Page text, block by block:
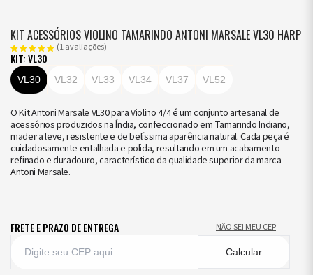
KIT ACESSÓRIOS VIOLINO TAMARINDO ANTONI MARSALE VL30 HARP
(1 avaliações)
KIT: VL30
VL30 VL32 VL33 VL34 VL37 VL52
O Kit Antoni Marsale VL30 para Violino 4/4 é um conjunto artesanal de
acessórios produzidos na Índia, confeccionado em Tamarindo Indiano,
madeira leve, resistente e de belíssima aparência natural. Cada peça é
cuidadosamente entalhada e polida, resultando em um acabamento
refinado e duradouro, característico da qualidade superior da marca
Antoni Marsale.
FRETE E PRAZO DE ENTREGA NÃO SEI MEU CEP
Calcular